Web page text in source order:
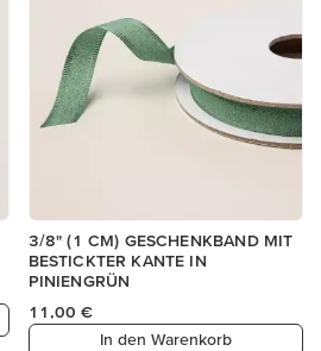
3/8" (1 CM) GESCHENKBAND MIT
BESTICKTER KANTE IN
PINIENGRÜN
11,00 €
In den Warenkorb